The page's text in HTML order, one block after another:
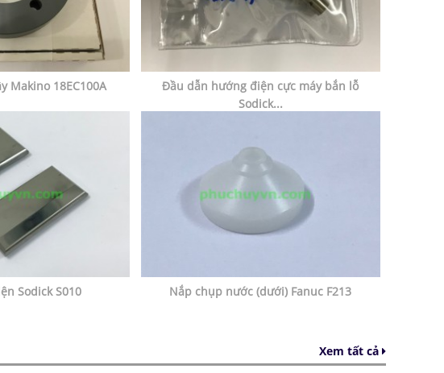
Makino 18EC100A
Đầu dẫn hướng điện cực máy bắn lỗ
Sodick...
Sodick S010 Nắp chụp nước (dưới) Fanuc F213
Xem tất cả